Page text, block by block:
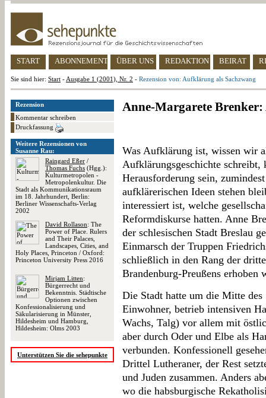
START ABONNEMENT ÜBER UNS REDAKTION BEIRAT
Sie sind hier: Start - Ausgabe 1 (2001), Nr. 2 - Rezension von: Aufklärung als Sachzwang
Rezension
Kommentar schreiben
Druckfassung
Weitere Rezensionen von
Susanne Rau:
Raingard Eßer /
Thomas Fuchs (Hgg.):
Kulturmetropolen -
Metropolenkultur. Die
Stadt als Kommunikationsraum
im 18. Jahrhundert, Berlin:
Berliner Wissenschafts-Verlag
2002
David Rollason: The
Power of Place. Rulers
and Their Palaces,
Landscapes, Cities, and
Holy Places, Princeton / Oxford:
Princeton University Press 2016
Mirjam Litten:
Bürgerrecht und
Bekenntnis. Städtische
Optionen zwischen
Konfessionalisierung und
Säkularisierung in Münster,
Hildesheim und Hamburg,
Hildesheim: Olms 2003
Unterstützen Sie die sehepunkte
Anne-Margarete
Was Aufklärung ist, wissen wir
Aufklärungsgeschichte schreibt,
Herausforderung sein,
aufklärerischen Ideen stehen
interessiert ist, welche
Reformdiskurse hatten. Anne
der schlesischen Stadt Breslau
Einmarsch der Truppen
schließlich in den Rang der
Brandenburg-Preußens erhoben
Die Stadt hatte um die Mitte
Einwohner, betrieb intensiven
Wachs, Talg) vor allem mit
aber durch Oder und Elbe als
verbunden. Konfessionell
Drittel Lutheraner, der Rest
und Juden zusammen. Anders
wo die habsburgische